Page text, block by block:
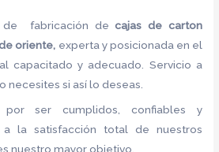
de fabricación decajas de carton
oriente, experta y posicionada en el
capacitado y adecuado. Servicio a
necesites si así lo deseas.
por ser cumplidos, confiables y
a la satisfacción total de nuestros
nuestro mayor objetivo.